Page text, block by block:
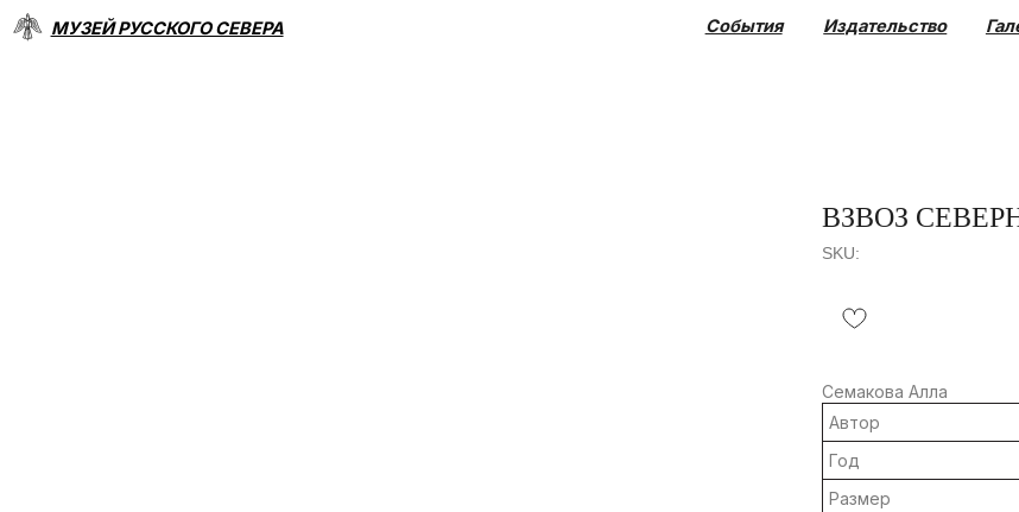
МУЗЕЙ РУССКОГО СЕВЕРА
Галерея
Издательство
ВЗВОЗ
SKU:
Семакова Алла
Автор
Год
Размер